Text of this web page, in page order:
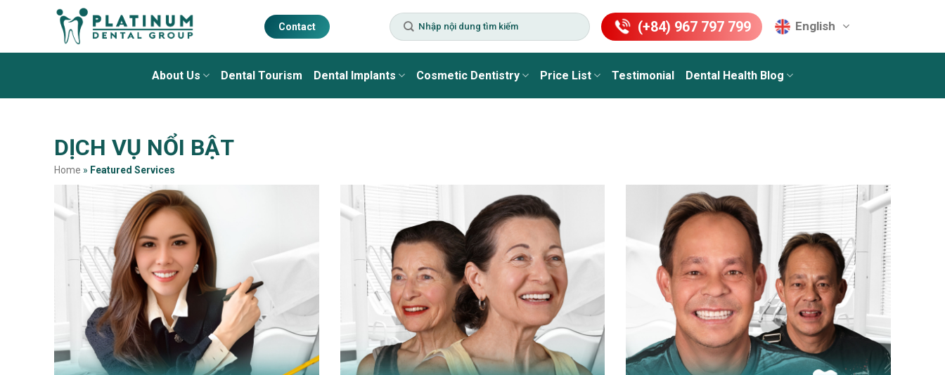
Contact (+84) 967 797 799 English
About Us Dental Tourism Dental Implants Cosmetic Dentistry Price List Testimonial Dental Health Blog
DỊCH VỤ NỔI BẬT
Home » Featured Services